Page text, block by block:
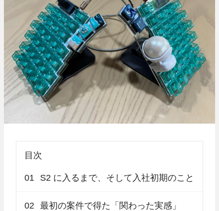
目次
01 S2 に入るまで、そして入社初期のこと
02 最初の案件で得た「関わった実感」